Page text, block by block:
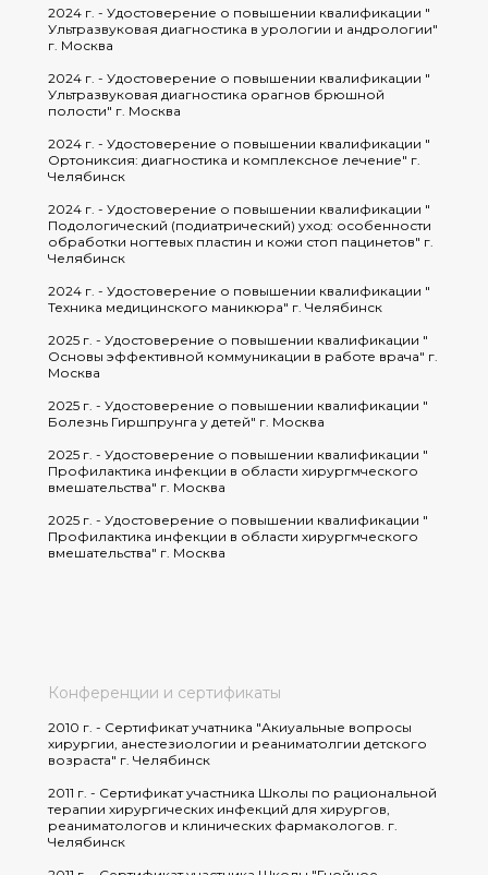
2024 г. - Удостоверение о повышении квалификации "
Ультразвуковая диагностика в урологии и андрологии"
г. Москва
2024 г. - Удостоверение о повышении квалификации "
Ультразвуковая диагностика орагнов брюшной
полости" г. Москва
2024 г. - Удостоверение о повышении квалификации "
Ортониксия: диагностика и комплексное лечение" г.
Челябинск
2024 г. - Удостоверение о повышении квалификации "
Подологический (подиатрический) уход: особенности
обработки ногтевых пластин и кожи стоп пацинетов" г.
Челябинск
2024 г. - Удостоверение о повышении квалификации "
Техника медицинского маникюра" г. Челябинск
2025 г. - Удостоверение о повышении квалификации "
Основы эффективной коммуникации в работе врача" г.
Москва
2025 г. - Удостоверение о повышении квалификации "
Болезнь Гиршпрунга у детей" г. Москва
2025 г. - Удостоверение о повышении квалификации "
Профилактика инфекции в области хирургмческого
вмешательства" г. Москва
2025 г. - Удостоверение о повышении квалификации "
Профилактика инфекции в области хирургмческого
вмешательства" г. Москва
Конференции и сертификаты
2010 г. - Сертификат учатника "Акиуальные вопросы
хирургии, анестезиологии и реаниматолгии детского
возраста" г. Челябинск
2011 г. - Сертификат участника Школы по рациональной
терапии хирургических инфекций для хирургов,
реаниматологов и клинических фармакологов. г.
Челябинск